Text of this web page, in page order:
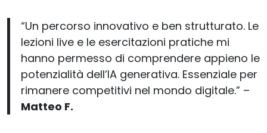
“Un percorso innovativo e ben strutturato. Le
lezioni live e le esercitazioni pratiche mi
hanno permesso di comprendere appieno le
potenzialità dell’IA generativa. Essenziale per
rimanere competitivi nel mondo digitale.” –
Matteo F.